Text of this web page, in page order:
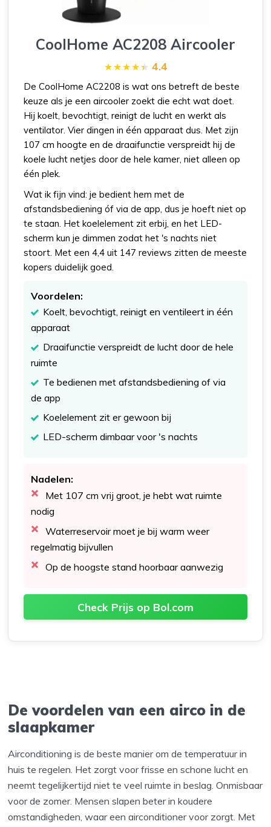
CoolHome AC2208 Aircooler
4.4
De CoolHome AC2208 is wat ons betreft de beste
keuze als je een aircooler zoekt die echt wat doet.
Hij koelt, bevochtigt, reinigt de lucht en werkt als
ventilator. Vier dingen in één apparaat dus. Met zijn
107 cm hoogte en de draaifunctie verspreidt hij de
koele lucht netjes door de hele kamer, niet alleen op
één plek.
Wat ik fijn vind: je bedient hem met de
afstandsbediening óf via de app, dus je hoeft niet op
te staan. Het koelelement zit erbij, en het LED-
scherm kun je dimmen zodat het 's nachts niet
stoort. Met een 4,4 uit 147 reviews zitten de meeste
kopers duidelijk goed.
Voordelen:
Koelt, bevochtigt, reinigt en ventileert in één
apparaat
Draaifunctie verspreidt de lucht door de hele
ruimte
Te bedienen met afstandsbediening of via
de app
Koelelement zit er gewoon bij
LED-scherm dimbaar voor 's nachts
Nadelen:
Met 107 cm vrij groot, je hebt wat ruimte
nodig
Waterreservoir moet je bij warm weer
regelmatig bijvullen
Op de hoogste stand hoorbaar aanwezig
Check Prijs op Bol.com
De voordelen van een airco in de
slaapkamer
Airconditioning is de beste manier om de temperatuur in
huis te regelen. Het zorgt voor frisse en schone lucht en
neemt tegelijkertijd niet te veel ruimte in beslag. Onmisbaar
voor de zomer. Mensen slapen beter in koudere
omstandigheden, waar een airconditioner voor zorgt. Met